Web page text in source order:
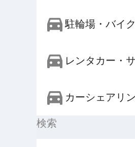
駐輪場・バイ
レンタカー・
カーシェアリ
検索